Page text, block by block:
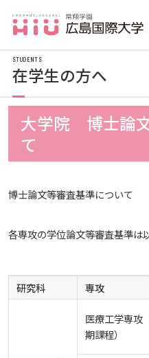
受験
大学紹介
広島国際大学の概要
大学院 博士論
て
博士論文等審査基準について
各専攻の学位論文等審査基準は
研究科 専攻
医療工学専攻
期課程）
STUDENTS
在学生の方へ
在学生の方へ
学生便覧
学業（授業について）
授業について（休講・
広国ポータルサイト（
広国LMS（Course
学業（履修について）
履修申請要領
学業（その他）